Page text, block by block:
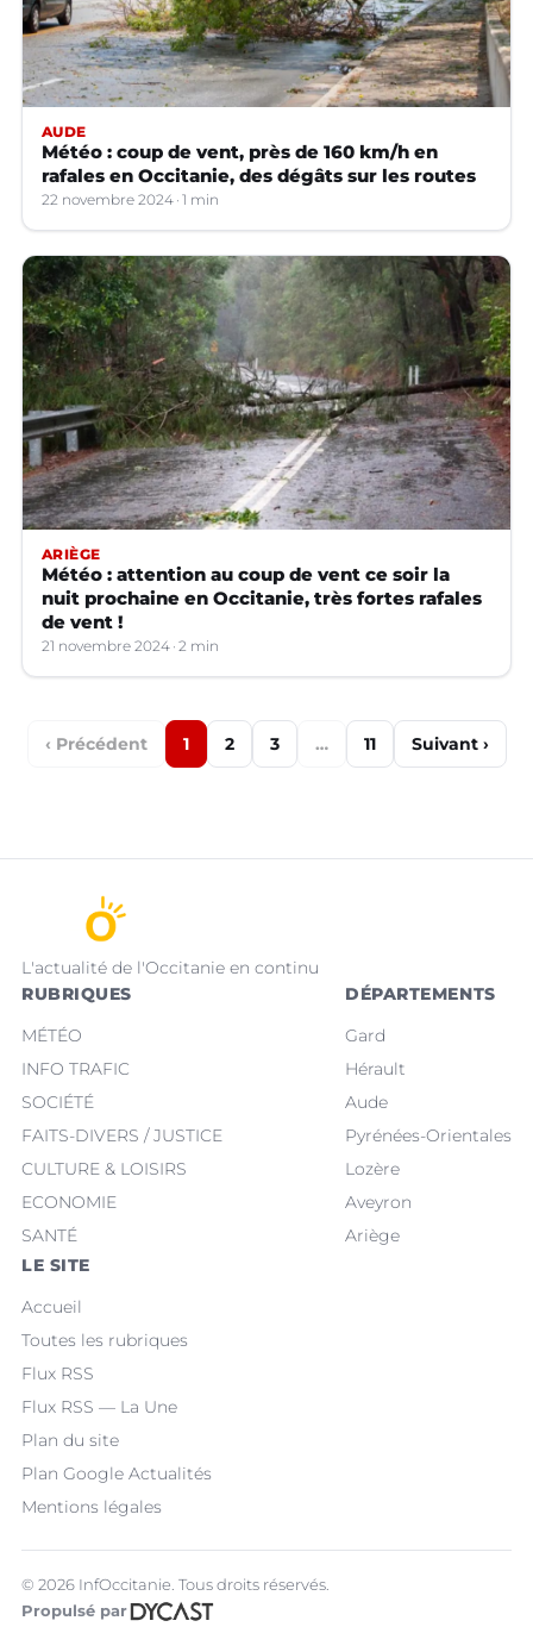
AUDE
Météo : coup de vent, près de 160 km/h en
rafales en Occitanie, des dégâts sur les routes
22 novembre 2024 1 min
ARIÈGE
Météo : attention au coup de vent ce soir la
nuit prochaine en Occitanie, très fortes rafales
de vent !
21 novembre 2024 2 min
‹ Précédent 1 2 3 … 11 Suivant ›
L'actualité de l'Occitanie en continu
RUBRIQUES
MÉTÉO
INFO TRAFIC
SOCIÉTÉ
FAITS-DIVERS / JUSTICE
CULTURE & LOISIRS
ECONOMIE
SANTÉ
DÉPARTEMENTS
Gard
Hérault
Aude
Pyrénées-Orientales
Lozère
Aveyron
Ariège
LE SITE
Accueil
Toutes les rubriques
Flux RSS
Flux RSS — La Une
Plan du site
Plan Google Actualités
Mentions légales
© 2026 InfOccitanie. Tous droits réservés.
Propulsé par